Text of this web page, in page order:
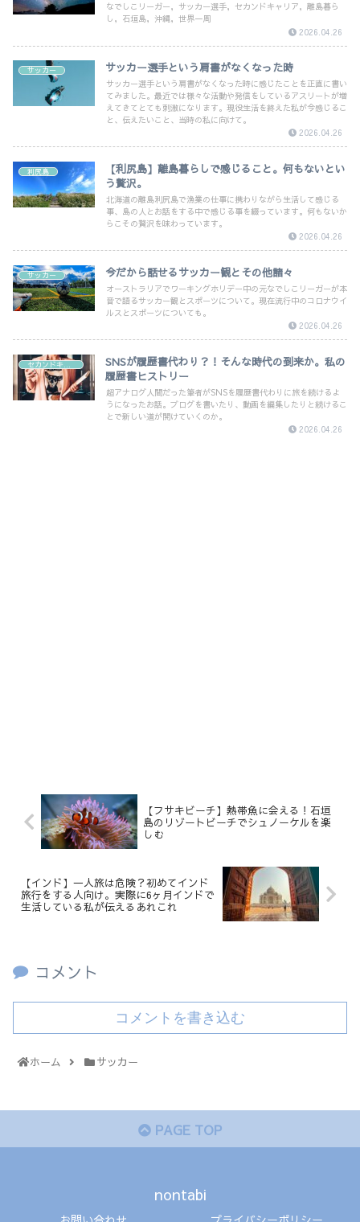
なでしこリーガー，サッカー選手，セカンドキャリア，離島暮ら
し，石垣島，沖縄，世界一周
2026.04.26
サッカー サッカー選手という肩書がなくなった時
サッカー選手という肩書がなくなった時に感じたことを正直に書い
てみました。最近では様々な活動や発信をしているアスリートが増
えてきてとても刺激になります。現役生活を終えた私が今感じるこ
と、伝えたいこと、当時の私に向けて。
2026.04.26
利尻島
【利尻島】離島暮らしで感じること。何もないとい
う贅沢。
北海道の離島利尻島で漁業の仕事に携わりながら生活して感じる
事、島の人とお話をする中で感じる事を綴っています。何もないか
らこその贅沢を味わっています。
2026.04.26
サッカー 今だから話せるサッカー観とその他諸々
オーストラリアでワーキングホリデー中の元なでしこリーガーが本
音で語るサッカー観とスポーツについて。現在流行中のコロナウイ
ルスとスポーツについても。
2026.04.26
セカンドキャリア
SNSが履歴書代わり？！そんな時代の到来か。私の
履歴書ヒストリー
超アナログ人間だった筆者がSNSを履歴書代わりに旅を続けるよ
うになったお話。ブログを書いたり、動画を編集したりと続けるこ
とで新しい道が開けていくのか。
2026.04.26
【フサキビーチ】熱帯魚に会える！石垣
島のリゾートビーチでシュノーケルを楽
しむ
【インド】一人旅は危険？初めてインド
旅行をする人向け。実際に6ヶ月インドで
生活している私が伝えるあれこれ
コメント
コメントを書き込む
ホーム サッカー
PAGE TOP
nontabi